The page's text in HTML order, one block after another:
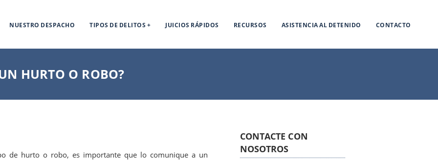
NUESTRO DESPACHO TIPOS DE DELITOS JUICIOS RÁPIDOS RECURSOS ASISTENCIA AL DETENIDO CONTACTO
HURTO O ROBO?
de hurto o robo, es importante que lo comunique a un
CONTACTE CON
NOSOTROS